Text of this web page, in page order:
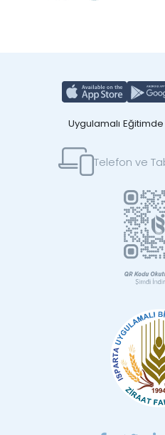
Uygulamalı
Telefon ve